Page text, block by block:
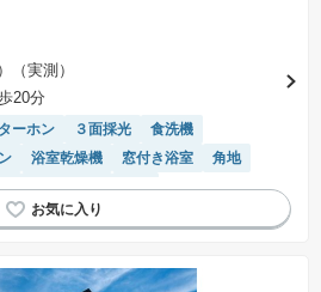
（実測）
20分
ーホン ３面採光
食洗機
浴室乾燥機 窓付き浴室
角地
陽当り良好
WIC
個以上